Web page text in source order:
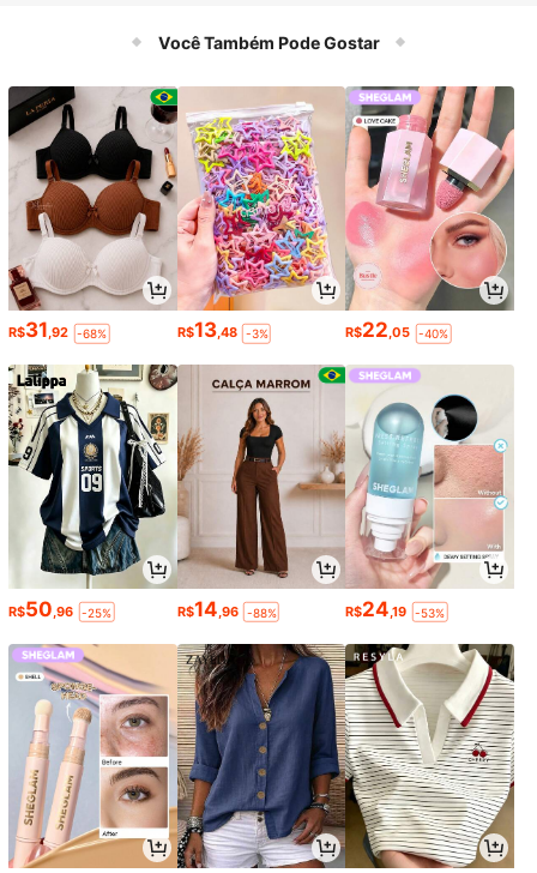
Você Também Pode Gostar
R$31,92 -68% R$13,48 -3% R$22,05 -40%
R$50 ,96 -25% R$14 ,96 -88% R$24 ,19 -53%